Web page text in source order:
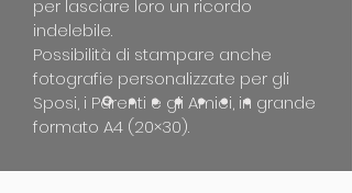
per lasciare loro un ricordo
indelebile.
Possibilità di stampare anche
fotografie personalizzate per gli
Sposi, i Parenti e gli Amici, in grande
formato A4 (20×30).